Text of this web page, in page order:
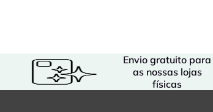
Envio gratuito para
as nossas lojas
físicas